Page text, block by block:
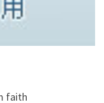
faith